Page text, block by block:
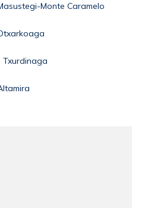
Monte Caramelo
Txurdinaga